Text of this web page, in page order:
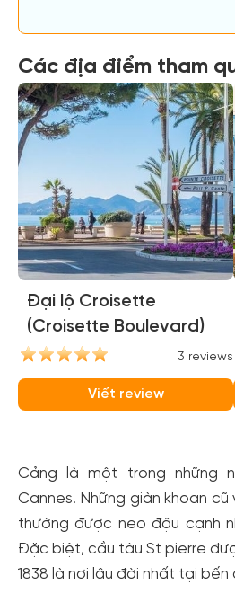
Các địa điểm tham
Đại lộ Croisette
(Croisette Boulevard)
3 reviews
Viết review
Cảng là một trong những
Cannes. Những giàn khoan
thường được neo đậu cạnh
Đặc biệt, cầu tàu St pierre
1838 là nơi lâu đời nhất tại bến